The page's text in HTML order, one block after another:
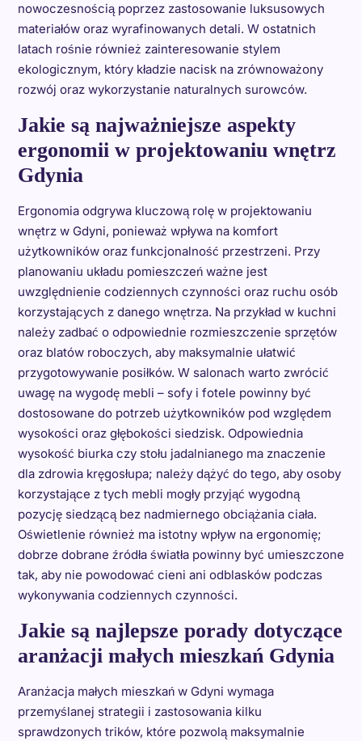
nowoczesnością poprzez zastosowanie luksusowych
materiałów oraz wyrafinowanych detali. W ostatnich
latach rośnie również zainteresowanie stylem
ekologicznym, który kładzie nacisk na zrównoważony
rozwój oraz wykorzystanie naturalnych surowców.
Jakie są najważniejsze aspekty
ergonomii w projektowaniu wnętrz
Gdynia
Ergonomia odgrywa kluczową rolę w projektowaniu
wnętrz w Gdyni, ponieważ wpływa na komfort
użytkowników oraz funkcjonalność przestrzeni. Przy
planowaniu układu pomieszczeń ważne jest
uwzględnienie codziennych czynności oraz ruchu osób
korzystających z danego wnętrza. Na przykład w kuchni
należy zadbać o odpowiednie rozmieszczenie sprzętów
oraz blatów roboczych, aby maksymalnie ułatwić
przygotowywanie posiłków. W salonach warto zwrócić
uwagę na wygodę mebli – sofy i fotele powinny być
dostosowane do potrzeb użytkowników pod względem
wysokości oraz głębokości siedzisk. Odpowiednia
wysokość biurka czy stołu jadalnianego ma znaczenie
dla zdrowia kręgosłupa; należy dążyć do tego, aby osoby
korzystające z tych mebli mogły przyjąć wygodną
pozycję siedzącą bez nadmiernego obciążania ciała.
Oświetlenie również ma istotny wpływ na ergonomię;
dobrze dobrane źródła światła powinny być umieszczone
tak, aby nie powodować cieni ani odblasków podczas
wykonywania codziennych czynności.
Jakie są najlepsze porady dotyczące
aranżacji małych mieszkań Gdynia
Aranżacja małych mieszkań w Gdyni wymaga
przemyślanej strategii i zastosowania kilku
sprawdzonych trików, które pozwolą maksymalnie